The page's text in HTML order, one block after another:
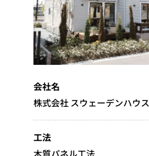
会社名
株式会社 スウェーデンハウス
工法
木質パネル工法